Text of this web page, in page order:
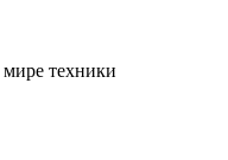
техники